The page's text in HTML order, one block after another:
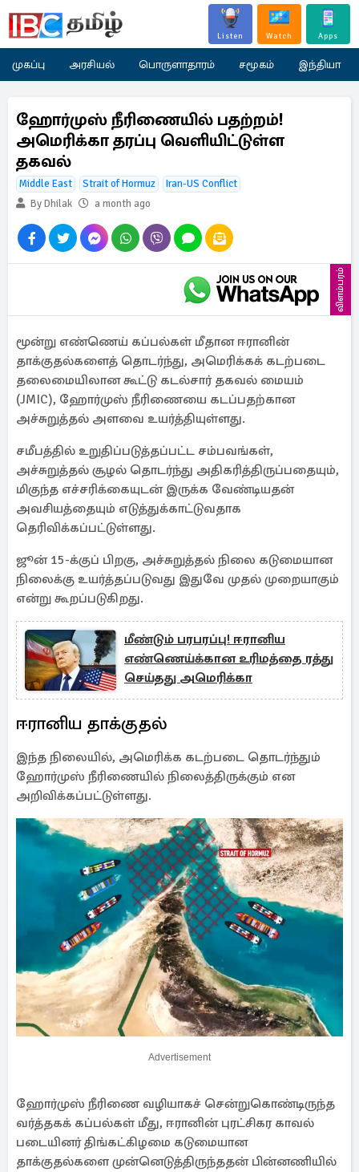
Listen Watch Apps
முகப்பு அரசியல் பொருளாதாரம் சமூகம் இந்தியா
ஹோர்முஸ் நீரிணையில் பதற்றம்!
அமெரிக்கா தரப்பு வெளியிட்டுள்ள
தகவல்
Middle East Strait of Hormuz
Iran-US Conflict
By Dhilak
a month ago
விளம்பரம்
மூன்று எண்ணெய் கப்பல்கள் மீதான ஈரானின்
தாக்குதல்களைத் தொடர்ந்து, அமெரிக்கக் கடற்படை
தலைமையிலான கூட்டு கடல்சார் தகவல் மையம்
(JMIC), ஹோர்முஸ் நீரிணையை கடப்பதற்கான
அச்சுறுத்தல் அளவை உயர்த்தியுள்ளது.
சமீபத்தில் உறுதிப்படுத்தப்பட்ட சம்பவங்கள்,
அச்சுறுத்தல் சூழல் தொடர்ந்து அதிகரித்திருப்பதையும்,
மிகுந்த எச்சரிக்கையுடன் இருக்க வேண்டியதன்
அவசியத்தையும் எடுத்துக்காட்டுவதாக
தெரிவிக்கப்பட்டுள்ளது.
ஜூன் 15-க்குப் பிறகு, அச்சுறுத்தல் நிலை கடுமையான
நிலைக்கு உயர்த்தப்படுவது இதுவே முதல் முறையாகும்
என்று கூறப்படுகிறது.
மீண்டும் பரபரப்பு! ஈரானிய
எண்ணெய்க்கான உரிமத்தை ரத்து
செய்தது அமெரிக்கா
ஈரானிய தாக்குதல்
இந்த நிலையில், அமெரிக்க கடற்படை தொடர்ந்தும்
ஹோர்முஸ் நீரிணையில் நிலைத்திருக்கும் என
அறிவிக்கப்பட்டுள்ளது.
Advertisement
ஹோர்முஸ் நீரிணை வழியாகச் சென்றுகொண்டிருந்த
வர்த்தகக் கப்பல்கள் மீது, ஈரானின் புரட்சிகர காவல்
படையினர் திங்கட்கிழமை கடுமையான
தாக்குதல்களை முன்னெடுத்திருந்ததன் பின்னணியில்